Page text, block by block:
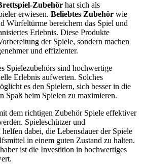
Zubehör hat sich als
erwiesen. Beliebtes Zubehör wie
Würfeltürme bereichern das Spiel und
Erlebnis. Diese Produkte
der Spiele, sondern machen
und effizienter.
Spielezubehörs sind hochwertige
Erlebnis aufwerten. Solches
es den Spielern, sich besser in die
Spaß beim Spielen zu maximieren.
dem richtigen Zubehör Spiele effektiver
Spieleschützer und
dabei, die Lebensdauer der Spiele
in einem guten Zustand zu halten.
ist die Investition in hochwertiges